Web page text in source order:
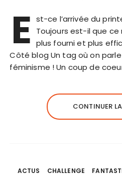
E st-ce l’arrivée du
Toujours est-il que
plus fourni et plus
Côté blog Un tag où on
féminisme ! Un coup de
CONTINUER
ACTUS CHALLENGE